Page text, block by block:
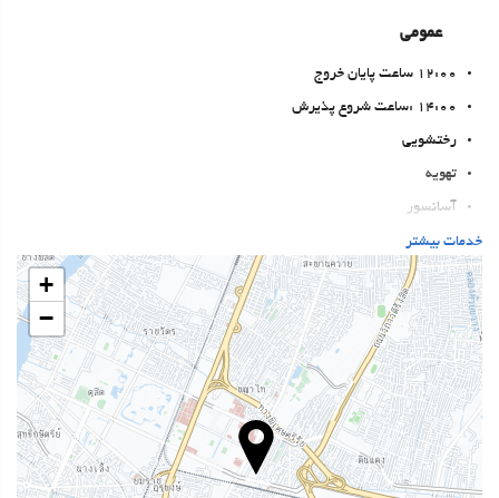
عمومی
12:00 ساعت پایان خروج
14:00 :ساعت شروع پذیرش
رختشویی
تهویه
آسانسور
دسترسی افراد با محدودیت‌های حرکتی
اتاق‌های غیرسیگاری‌ها
All Spaces Non-Smoking (public and private)
منطقه سیگار کشیدن
اتاقهای ضد صدا
حیوانات خانگی مجاز نیست
بهداشت و سلامتی
خدمات بیشتر
+
−